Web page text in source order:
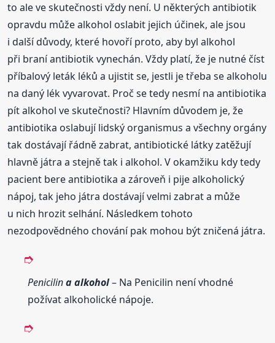
to ale ve skutečnosti vždy není. U některých antibiotik
opravdu může alkohol oslabit jejich účinek, ale jsou
i další důvody, které hovoří proto, aby byl alkohol
při braní antibiotik vynechán. Vždy platí, že je nutné číst
příbalový leták léků a ujistit se, jestli je třeba se alkoholu
na daný lék vyvarovat. Proč se tedy nesmí na antibiotika
pít alkohol ve skutečnosti? Hlavním důvodem je, že
antibiotika oslabují lidský organismus a všechny orgány
tak dostávají řádně zabrat, antibiotické látky zatěžují
hlavně játra a stejně tak i alkohol. V okamžiku kdy tedy
pacient bere antibiotika a zároveň i pije alkoholický
nápoj, tak jeho játra dostávají velmi zabrat a může
u nich hrozit selhání. Následkem tohoto
nezodpovědného chování pak mohou být zničená játra.
Penicilina alkohol– Na Penicilin není vhodné
požívat alkoholické nápoje.